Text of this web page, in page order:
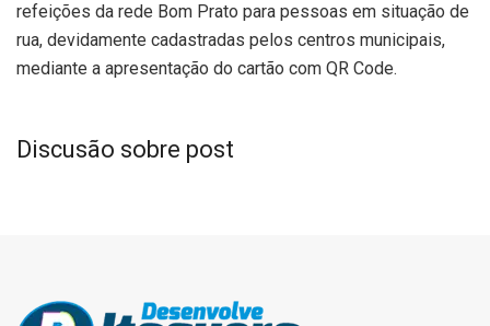
refeições da rede Bom Prato para pessoas em situação de
rua, devidamente cadastradas pelos centros municipais,
mediante a apresentação do cartão com QR Code.
Discusão sobre post